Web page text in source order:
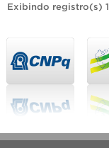
Exibindo registro(s)